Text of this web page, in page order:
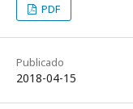
PDF
Publicado
2018-04-15